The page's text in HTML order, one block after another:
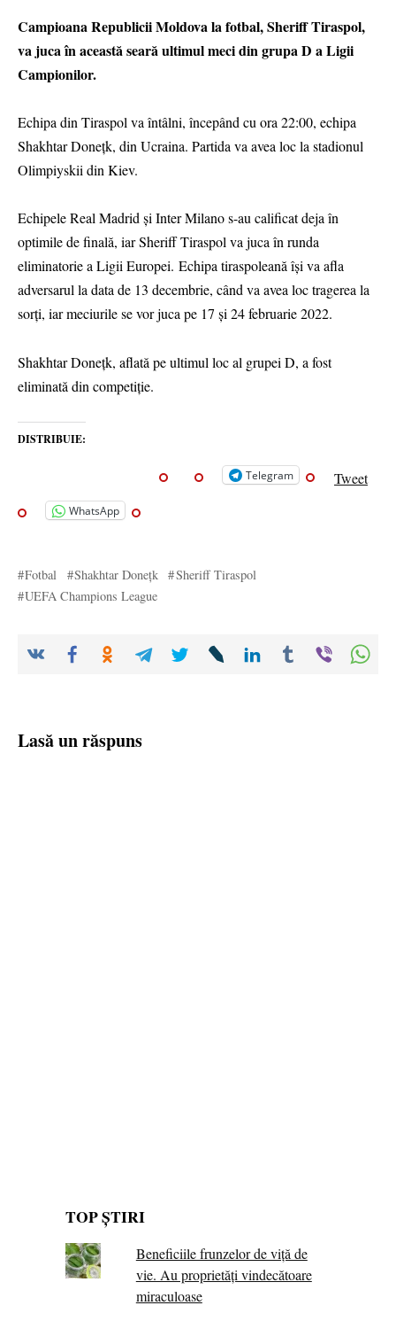
Campioana Republicii Moldova la fotbal, Sheriff Tiraspol,
va juca în această seară ultimul meci din grupa D a Ligii
Campionilor.
Echipa din Tiraspol va întâlni, începând cu ora 22:00, echipa
Shakhtar Donețk, din Ucraina. Partida va avea loc la stadionul
Olimpiyskii din Kiev.
Echipele Real Madrid și Inter Milano s-au calificat deja în
optimile de finală, iar Sheriff Tiraspol va juca în runda
eliminatorie a Ligii Europei. Echipa tiraspoleană își va afla
adversarul la data de 13 decembrie, când va avea loc tragerea la
sorți, iar meciurile se vor juca pe 17 și 24 februarie 2022.
Shakhtar Donețk, aflată pe ultimul loc al grupei D, a fost
eliminată din competiție.
DISTRIBUIE:
Telegram Tweet
WhatsApp
Fotbal Shakhtar Donețk
Sheriff Tiraspol
UEFA Champions League
Lasă un răspuns
TOP ȘTIRI
Beneficiile frunzelor de viță de
vie. Au proprietăţi vindecătoare
miraculoase